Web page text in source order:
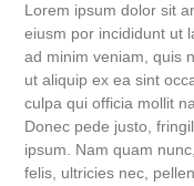
Lorem ipsum dolor sit
eiusm por incididunt ut
ad minim veniam, quis
ut aliquip ex ea sint
culpa qui officia mollit
Donec pede justo,
ipsum. Nam quam
felis, ultricies nec,